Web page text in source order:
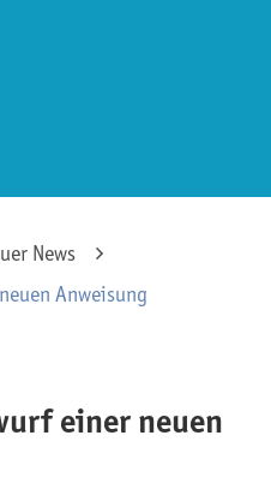
News
Anweisung
einer neuen